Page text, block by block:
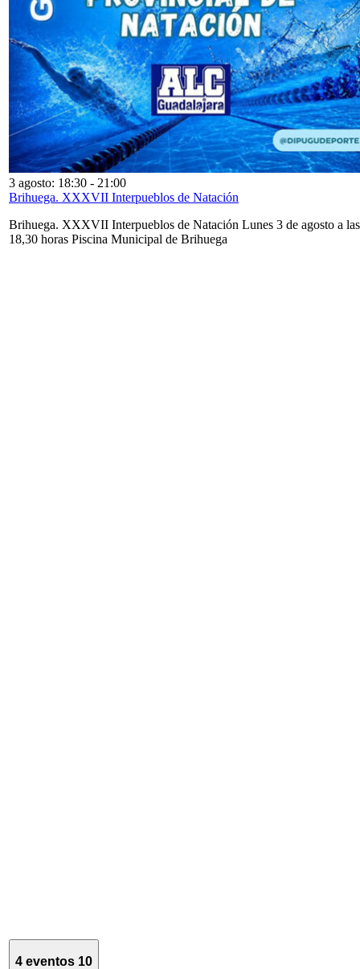
3 agosto: 18:30 - 21:00
Brihuega. XXXVII Interpueblos de Natación
Brihuega. XXXVII Interpueblos de Natación Lunes 3 de agosto a las
18,30 horas Piscina Municipal de Brihuega
4 eventos 10